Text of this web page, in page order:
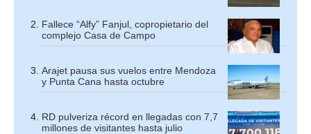
Fallece “Alfy” Fanjul, copropietario del
complejo Casa de Campo
Arajet pausa sus vuelos entre Mendoza
y Punta Cana hasta octubre
RD pulveriza récord en llegadas con 7,7
millones de visitantes hasta julio